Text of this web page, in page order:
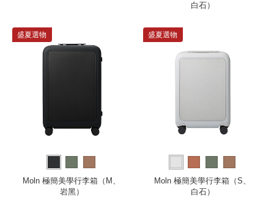
白石）
盛夏選物
Moln 極簡美學行李箱（M、
岩黑）
盛夏選物
Moln 極簡美學行李箱（S、
白石）